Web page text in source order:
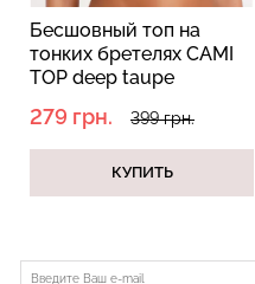
Бесшовные стринги
STRING BRIEFS COLOR
deep taupe
209 грн. 299 грн.
КУПИТЬ